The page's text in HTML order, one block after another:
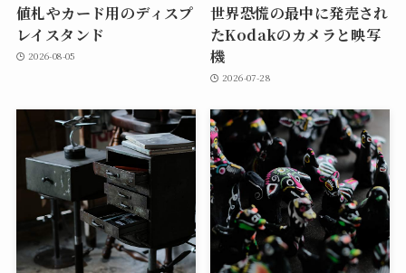
値札やカード用のディスプ
レイスタンド
2026-08-05
世界恐慌の最中に発売され
たKodakのカメラと映写
機
2026-07-28